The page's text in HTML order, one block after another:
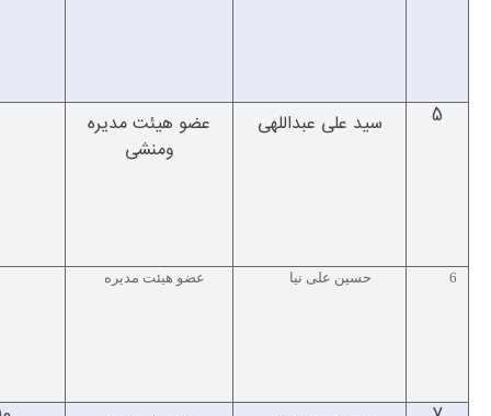
5 سید علی عبداللهی
عضو هیئت مدیره
ومنشی
حسین علی نیا عضو هیئت مدیره